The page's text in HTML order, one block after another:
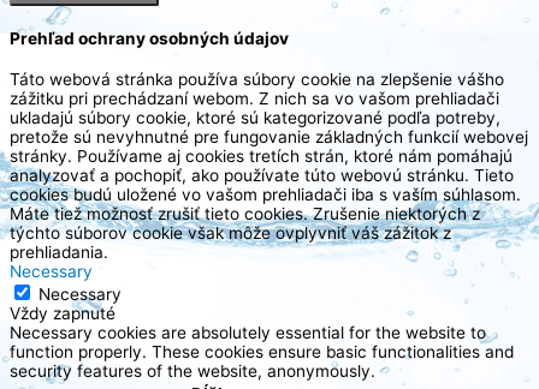
Prehľad ochrany osobných údajov
Táto webová stránka používa súbory cookie na zlepšenie vášho
zážitku pri prechádzaní webom. Z nich sa vo vašom prehliadači
ukladajú súbory cookie, ktoré sú kategorizované podľa potreby,
pretože sú nevyhnutné pre fungovanie základných funkcií webovej
stránky. Používame aj cookies tretích strán, ktoré nám pomáhajú
analyzovať a pochopiť, ako používate túto webovú stránku. Tieto
cookies budú uložené vo vašom prehliadači iba s vaším súhlasom.
Máte tiež možnosť zrušiť tieto cookies. Zrušenie niektorých z
týchto súborov cookie však môže ovplyvniť váš zážitok z
prehliadania.
Necessary
Necessary
Vždy zapnuté
Necessary cookies are absolutely essential for the website to
function properly. These cookies ensure basic functionalities and
security features of the website, anonymously.